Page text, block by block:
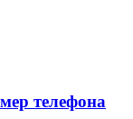
телефона